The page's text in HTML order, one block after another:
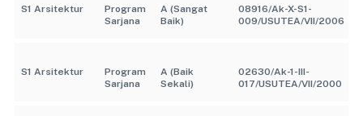
S1 Arsitektur
Program
Sarjana
A (Sangat
Baik)
08916/Ak-X-S1-
009/USUTEA/VII/2006
S1 Arsitektur
Program
Sarjana
A (Baik
Sekali)
02630/Ak-1-III-
017/USUTEA/VII/2000